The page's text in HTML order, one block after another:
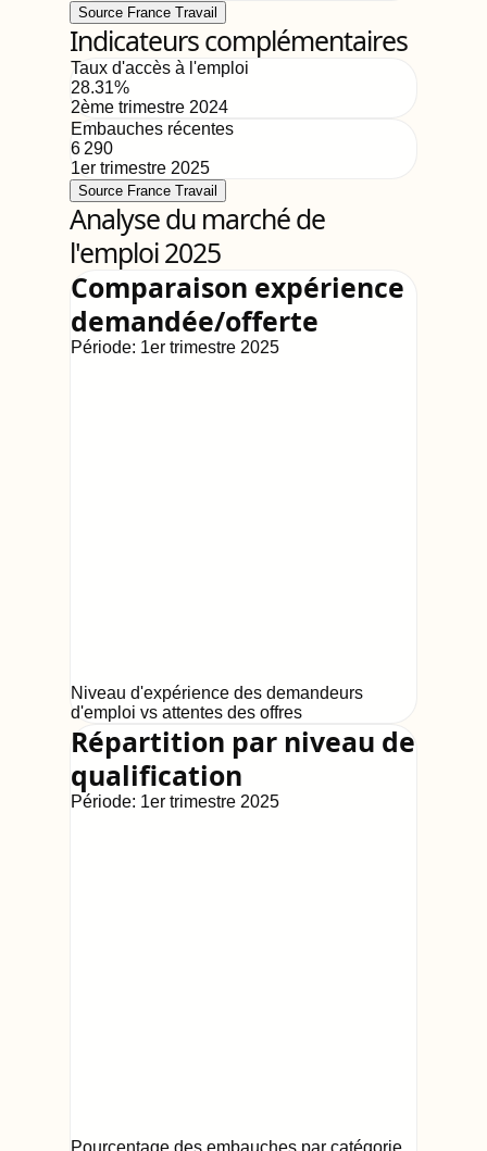
Source France Travail
Indicateurs complémentaires
Taux d'accès à l'emploi
28.31%
2ème trimestre 2024
Embauches récentes
6 290
1er trimestre 2025
Source France Travail
Analyse du marché de
l'emploi 2025
Comparaison expérience
demandée/offerte
Période: 1er trimestre 2025
Niveau d'expérience des demandeurs
d'emploi vs attentes des offres
Répartition par niveau de
qualification
Période: 1er trimestre 2025
Pourcentage des embauches par catégorie